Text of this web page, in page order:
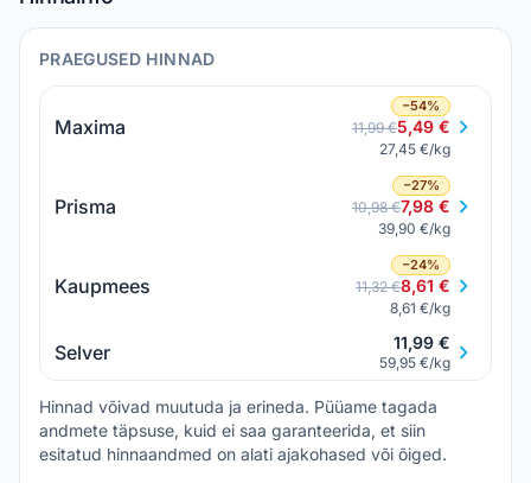
PRAEGUSED HINNAD
Maxima
−54%
11,99 €5,49 €
27,45 €/kg
Prisma
−27%
10,98 €7,98 €
39,90 €/kg
Kaupmees
−24%
11,32 €8,61 €
8,61 €/kg
Selver 11,99 €
59,95 €/kg
Hinnad võivad muutuda ja erineda. Püüame tagada
andmete täpsuse, kuid ei saa garanteerida, et siin
esitatud hinnaandmed on alati ajakohased või õiged.